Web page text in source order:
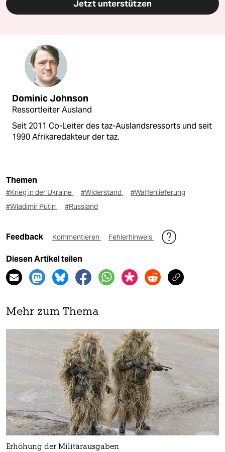
Jetzt unterstützen
Dominic Johnson
Ressortleiter Ausland
Seit 2011 Co-Leiter des taz-Auslandsressorts und seit
1990 Afrikaredakteur der taz.
Themen
#Krieg in der Ukraine #Widerstand
#Waffenlieferung
#Wladimir Putin
#Russland
Feedback Kommentieren Fehlerhinweis
Diesen Artikel teilen
Mehr zum Thema
Erhöhung der Militärausgaben